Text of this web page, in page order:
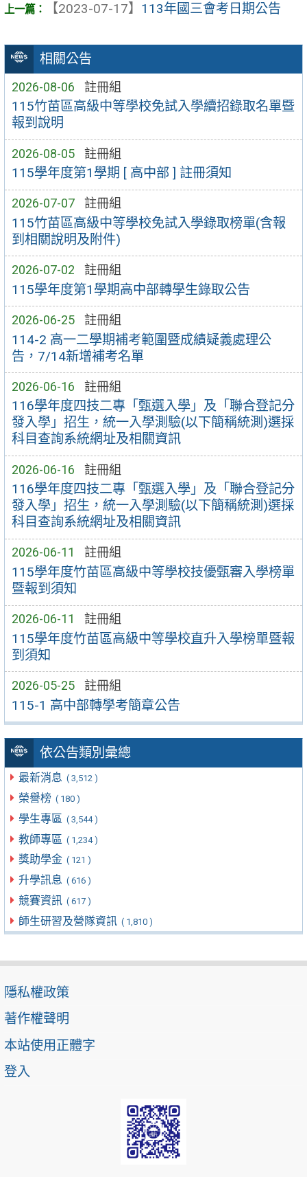
相關公告
2026-08-06 註冊組
115竹苗區高級中等學校免試入學續招錄取名單暨
報到說明
2026-08-05 註冊組
115學年度第1學期 [ 高中部 ] 註冊須知
2026-07-07 註冊組
115竹苗區高級中等學校免試入學錄取榜單(含報
到相關說明及附件)
2026-07-02 註冊組
115學年度第1學期高中部轉學生錄取公告
2026-06-25 註冊組
114-2 高一二學期補考範圍暨成績疑義處理公
告，7/14新增補考名單
2026-06-16 註冊組
116學年度四技二專「甄選入學」及「聯合登記分
發入學」招生，統一入學測驗(以下簡稱統測)選採
科目查詢系統網址及相關資訊
2026-06-16 註冊組
116學年度四技二專「甄選入學」及「聯合登記分
發入學」招生，統一入學測驗(以下簡稱統測)選採
科目查詢系統網址及相關資訊
2026-06-11 註冊組
115學年度竹苗區高級中等學校技優甄審入學榜單
暨報到須知
2026-06-11 註冊組
115學年度竹苗區高級中等學校直升入學榜單暨報
到須知
2026-05-25 註冊組
115-1 高中部轉學考簡章公告
依公告類別彙總
最新消息 ( 3,512 )
榮譽榜 ( 180 )
學生專區 ( 3,544 )
教師專區 ( 1,234 )
獎助學金 ( 121 )
升學訊息 ( 616 )
競賽資訊 ( 617 )
師生研習及營隊資訊 ( 1,810 )
【2023-07-17】 113年國三會考日期公告
隱私權政策
著作權聲明
本站使用正體字
登入